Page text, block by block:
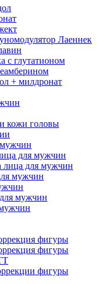
Лаеннек
с глутатионом
+ милдронат
кожи головы
для мужчин
лица для мужчин
мужчин
мужчин
фигуры
фигуры
фигуры